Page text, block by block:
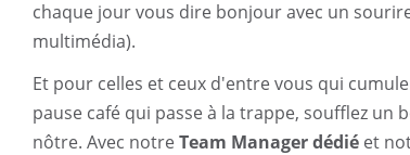
chaque jour vous dire bonjour avec un
multimédia).
Et pour celles et ceux d'entre vous qui
pause café qui passe à la trappe, soufflez un
nôtre. Avec notre Team Manager dédié et